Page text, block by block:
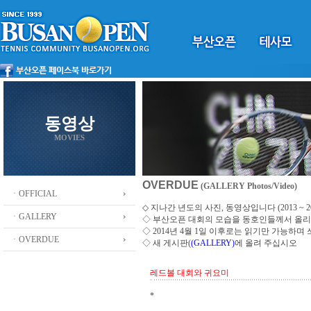
동영상
MOVIES
ㆍOFFICIAL
ㆍGALLERY
ㆍOVERDUE
OVERDUE (GALLERY Photos/Video)
◇ 지나간 년도의 사진, 동영상입니다 (2013 ~
◇ 부산오픈 대회의 모습을 동호인들께서 올
◇ 2014년 4월 1일 이후로는 읽기만 가능하며
◇ 새 게시판((GALLERY)에 올려 주십시오
레드볼 대회와 귀요미
*